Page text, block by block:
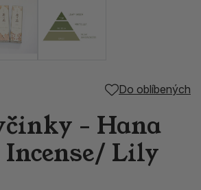
Do oblíbených
- Hana
Incense/ Lily